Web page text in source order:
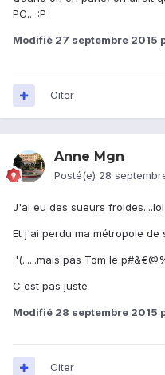
PC... :P
Modifié 27 septembre 2015
Citer
Anne Mgn
Posté(e) 28
J'ai eu des sueurs froides....lol
Et j'ai perdu ma métropole de
:'(......mais pas Tom le
C est pas juste
Modifié 28 septembre 2015
Citer